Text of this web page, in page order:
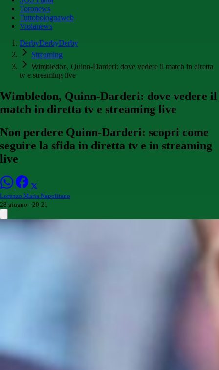
Toronews
Tuttobolognaweb
Violanews
DerbyDerbyDerby
Streaming
Wimbledon, Quinn-Darderi: dove vedere il match in diretta
tv e streaming live
Wimbledon, Quinn-Darderi: dove vedere il
match in diretta tv e streaming live
Non perdere Quinn-Darderi: scopri come
seguire la sfida in diretta tv e in streaming
live
Lorenzo Maria Napolitano
28 giugno - 20:21